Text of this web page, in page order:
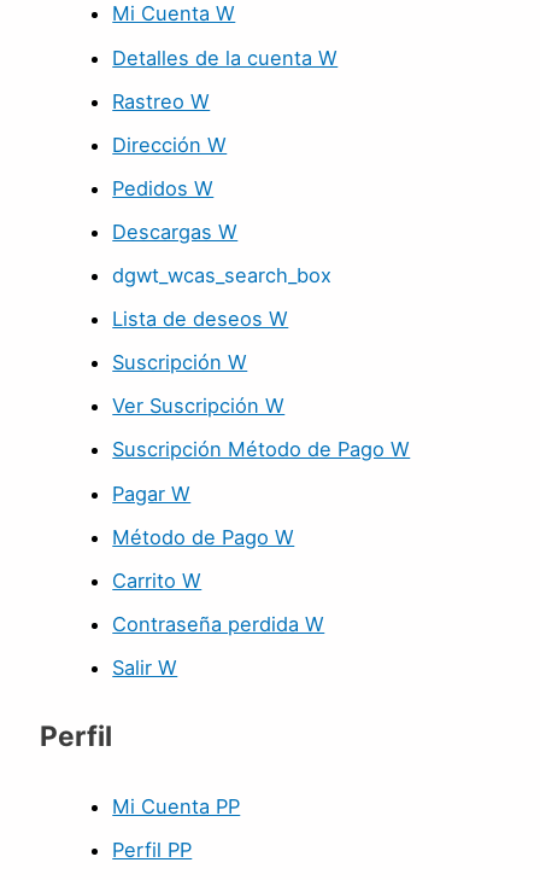
Mi Cuenta W
Detalles de la cuenta W
Rastreo W
Dirección W
Pedidos W
Descargas W
dgwt_wcas_search_box
Lista de deseos W
Suscripción W
Ver Suscripción W
Suscripción Método de Pago W
Pagar W
Método de Pago W
Carrito W
Contraseña perdida W
Salir W
Perfil
Mi Cuenta PP
Perfil PP